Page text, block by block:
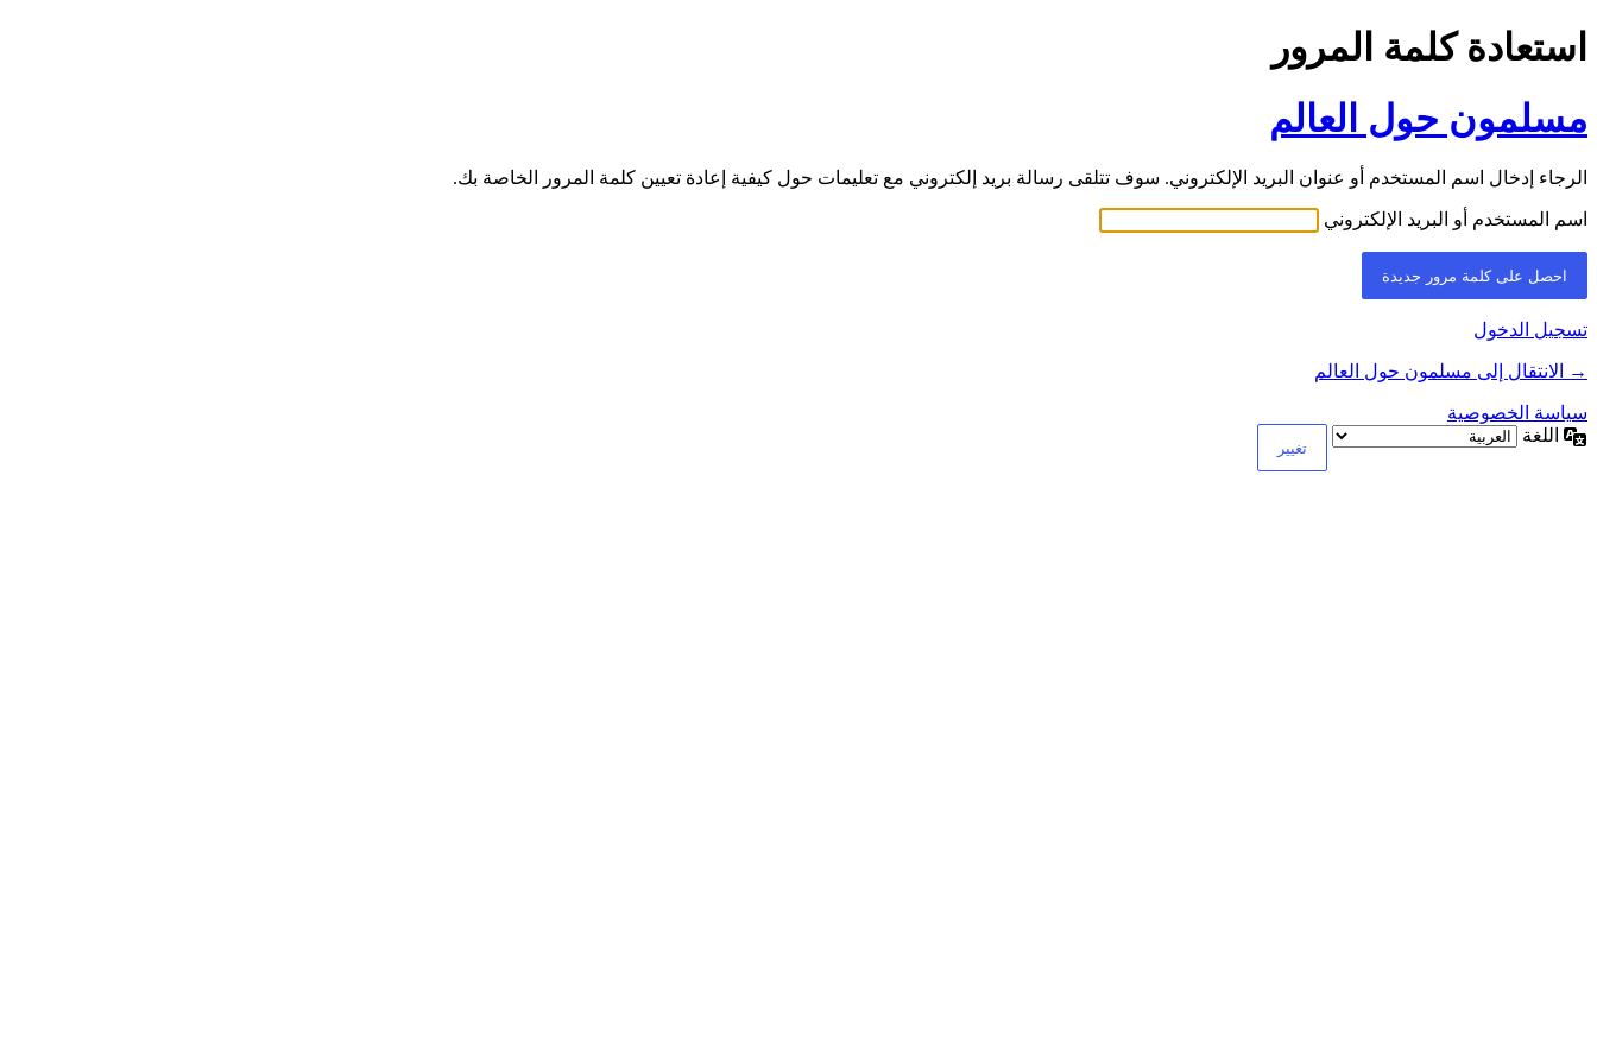
استعادة كلمة المرور
مسلمون حول العالم
الرجاء إدخال اسم المستخدم أو عنوان البريد الإلكتروني. سوف تتلقى رسالة بريد إلكتروني مع تعليمات حول كيفية إعادة تعيين كلمة المرور الخاصة بك.
اسم المستخدم أو البريد الإلكتروني
تسجيل الدخول
→ الانتقال إلى مسلمون حول العالم
سياسة الخصوصية
اللغة